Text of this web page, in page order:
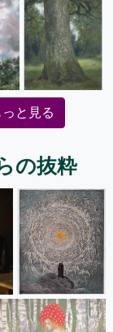
と見る
の抜粋